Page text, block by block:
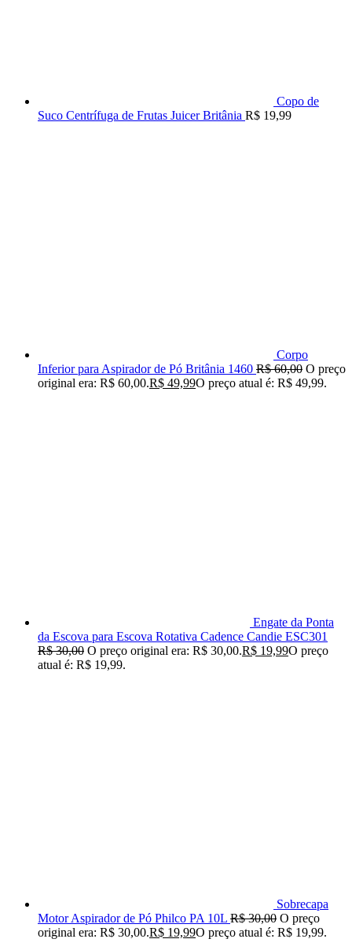
Copo de
Suco Centrífuga de Frutas Juicer Britânia R$ 19,99
Corpo
Inferior para Aspirador de Pó Britânia 1460 R$60,00 O preço
original era: R$ 60,00.R$ 49,99O preço atual é: R$ 49,99.
Engate da Ponta
da Escova para Escova Rotativa Cadence Candie ESC301
R$30,00 O preço original era: R$ 30,00.R$ 19,99O preço
atual é: R$ 19,99.
Sobrecapa
Motor Aspirador de Pó Philco PA 10L R$30,00 O preço
original era: R$ 30,00.R$ 19,99O preço atual é: R$ 19,99.